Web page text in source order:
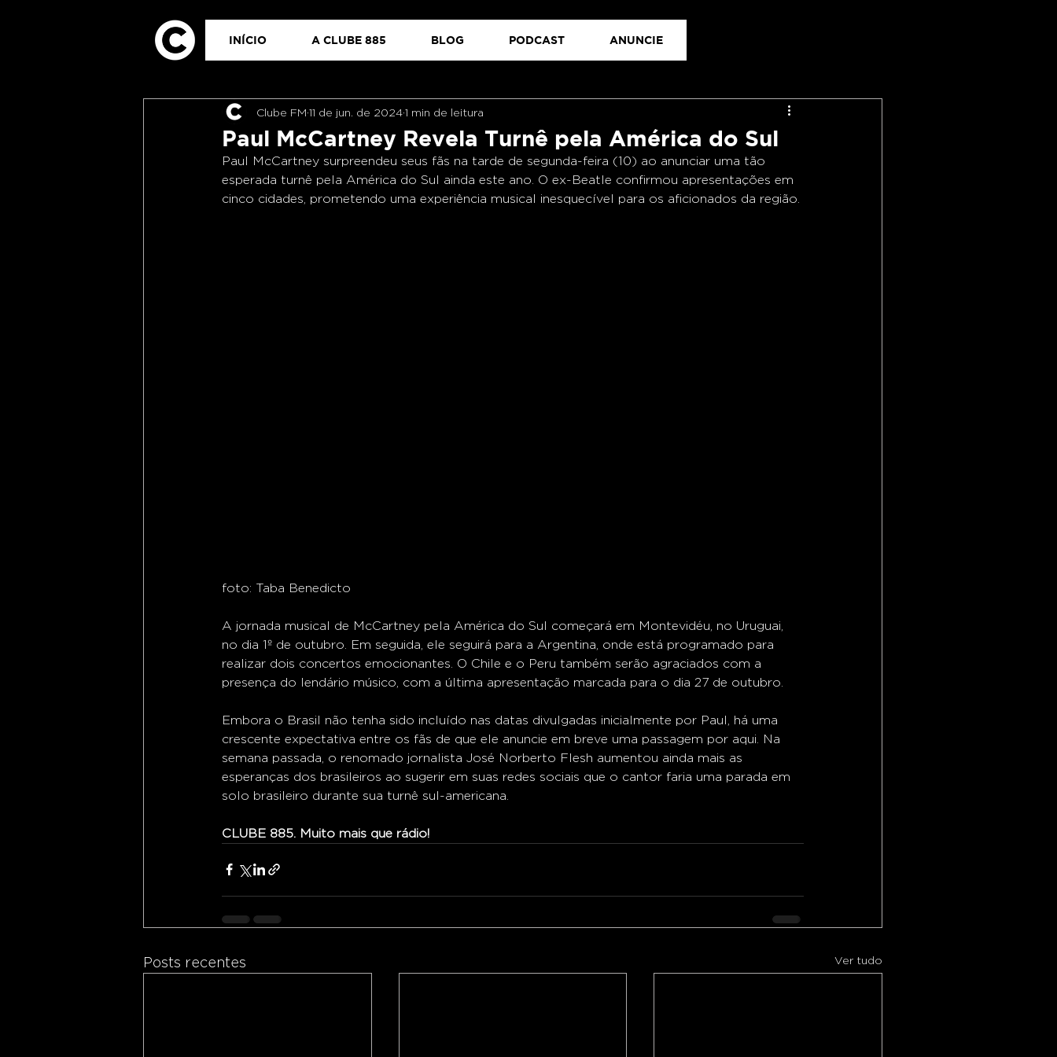
INÍCIO A CLUBE 885 BLOG PODCAST ANUNCIE
Paul McCartney Revela Turnê pela América do Sul
Clube FM 11 de jun. de 2024 1 min de leitura
Paul McCartney surpreendeu seus fãs na tarde de segunda-feira (10) ao anunciar uma tão
esperada turnê pela América do Sul ainda este ano. O ex-Beatle confirmou apresentações em
cinco cidades, prometendo uma experiência musical inesquecível para os aficionados da região.
foto: Taba Benedicto
A jornada musical de McCartney pela América do Sul começará em Montevidéu, no Uruguai,
no dia 1º de outubro. Em seguida, ele seguirá para a Argentina, onde está programado para
realizar dois concertos emocionantes. O Chile e o Peru também serão agraciados com a
presença do lendário músico, com a última apresentação marcada para o dia 27 de outubro.
Embora o Brasil não tenha sido incluído nas datas divulgadas inicialmente por Paul, há uma
crescente expectativa entre os fãs de que ele anuncie em breve uma passagem por aqui. Na
semana passada, o renomado jornalista José Norberto Flesh aumentou ainda mais as
esperanças dos brasileiros ao sugerir em suas redes sociais que o cantor faria uma parada em
solo brasileiro durante sua turnê sul-americana.
CLUBE 885. Muito mais que rádio!
Posts recentes Ver tudo